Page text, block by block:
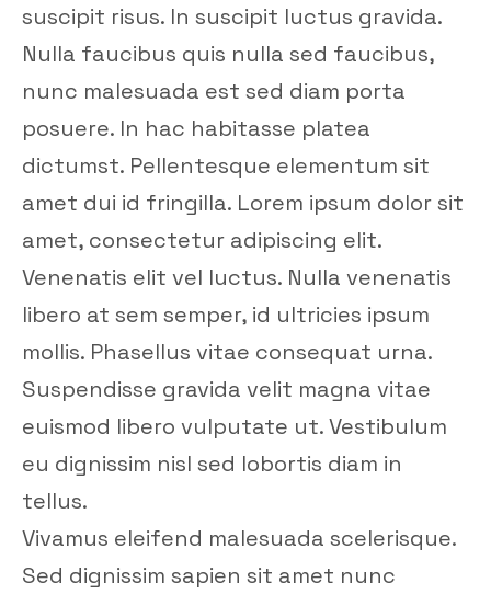
suscipit risus. In suscipit luctus gravida.
Nulla faucibus quis nulla sed faucibus,
nunc malesuada est sed diam porta
posuere. In hac habitasse platea
dictumst. Pellentesque elementum sit
amet dui id fringilla. Lorem ipsum dolor sit
amet, consectetur adipiscing elit.
Venenatis elit vel luctus. Nulla venenatis
libero at sem semper, id ultricies ipsum
mollis. Phasellus vitae consequat urna.
Suspendisse gravida velit magna vitae
euismod libero vulputate ut. Vestibulum
eu dignissim nisl sed lobortis diam in
tellus.
Vivamus eleifend malesuada scelerisque.
Sed dignissim sapien sit amet nunc